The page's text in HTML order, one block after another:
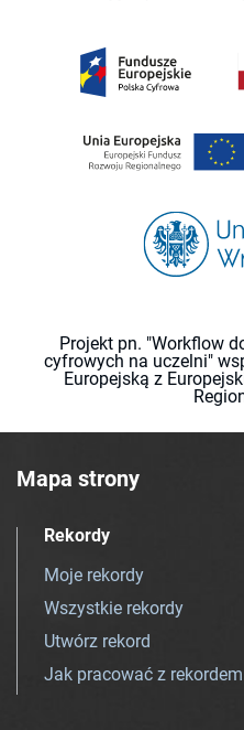
Projekt pn. "Workflow
cyfrowych na uczelni"
Europejską z
Mapa strony
Rekordy
Moje rekordy
Wszystkie rekordy
Utwórz rekord
Jak pracować z rekordem